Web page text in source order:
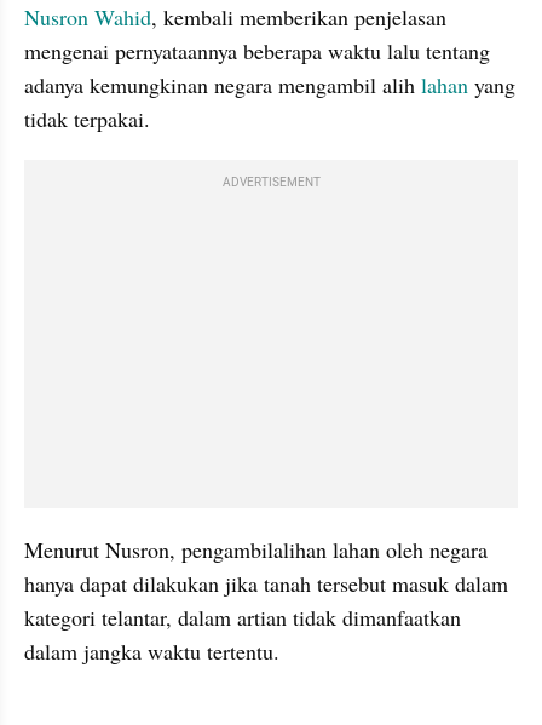
Nusron Wahid, kembali memberikan penjelasan
mengenai pernyataannya beberapa waktu lalu tentang
adanya kemungkinan negara mengambil alih lahan yang
tidak terpakai.
ADVERTISEMENT
Menurut Nusron, pengambilalihan lahan oleh negara
hanya dapat dilakukan jika tanah tersebut masuk dalam
kategori telantar, dalam artian tidak dimanfaatkan
dalam jangka waktu tertentu.